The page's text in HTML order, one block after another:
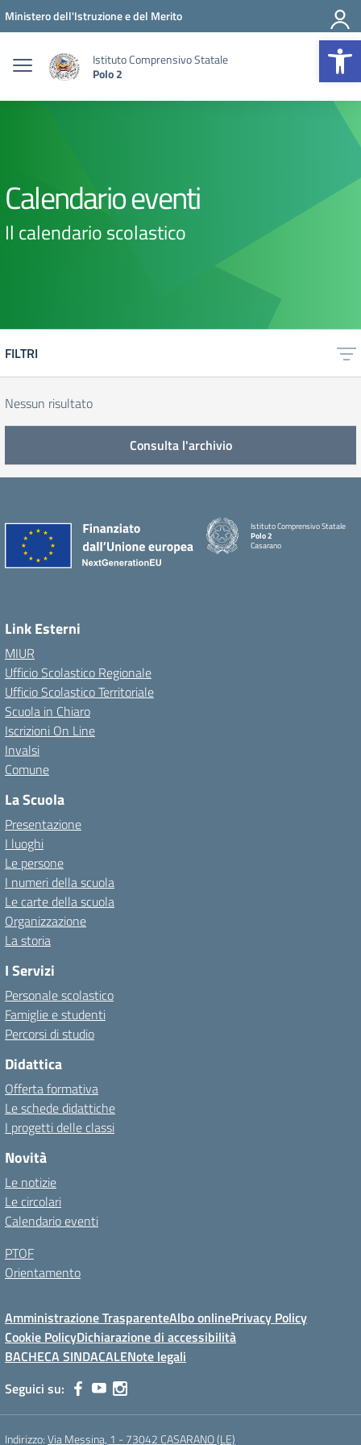
Vai ai contenuti
Vai al menu di navigazione
Vai al footer
Ministero dell'Istruzione e del Merito
Istituto Comprensivo Statale
Polo 2
Calendario eventi
Il calendario scolastico
FILTRI
Nessun risultato
Consulta l'archivio
Istituto Comprensivo Statale
Polo 2
Casarano
Link Esterni
MIUR
Ufficio Scolastico Regionale
Ufficio Scolastico Territoriale
Scuola in Chiaro
Iscrizioni On Line
Invalsi
Comune
La Scuola
Presentazione
I luoghi
Le persone
I numeri della scuola
Le carte della scuola
Organizzazione
La storia
I Servizi
Personale scolastico
Famiglie e studenti
Percorsi di studio
Didattica
Offerta formativa
Le schede didattiche
I progetti delle classi
Novità
Le notizie
Le circolari
Calendario eventi
PTOF
Orientamento
Amministrazione TrasparenteAlbo onlinePrivacy Policy
Cookie PolicyDichiarazione di accessibilità
BACHECA SINDACALENote legali
Seguici su:
Indirizzo:Via Messina, 1 - 73042 CASARANO (LE)